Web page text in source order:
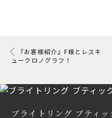
『お客様紹介』F様とレスキ
ュークロノグラフ！
ブライトリング ブティ